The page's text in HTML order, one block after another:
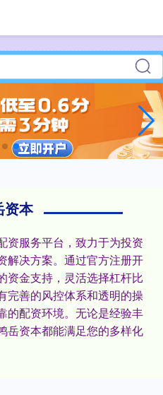
资本
资服务平台，致力于为投资
解决方案。通过官方注册开
资金支持，灵活选择杠杆比
完善的风控体系和透明的操
的配资环境。无论是经验丰
岳资本都能满足您的多样化